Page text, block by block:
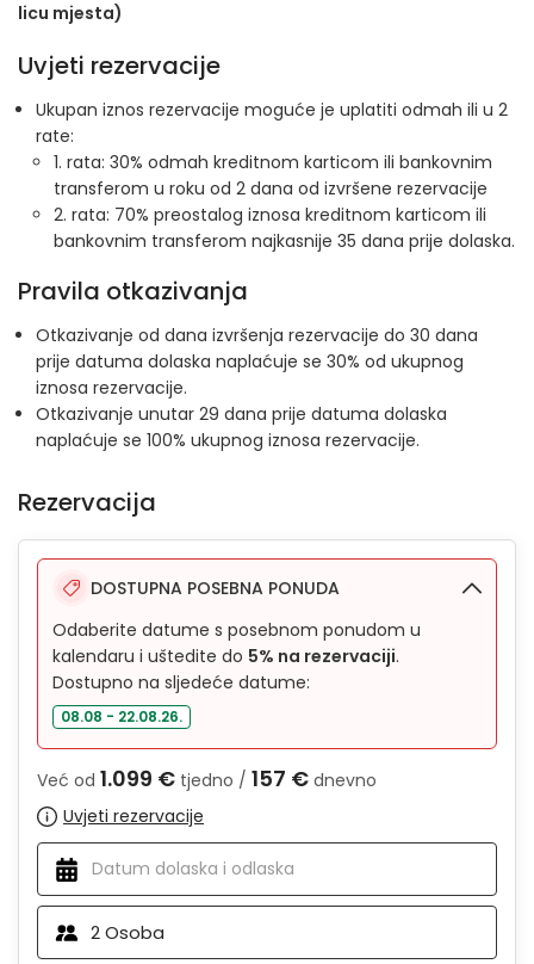
licu mjesta)
Uvjeti rezervacije
Ukupan iznos rezervacije moguće je uplatiti odmah ili u 2
rate:
1. rata: 30% odmah kreditnom karticom ili bankovnim
transferom u roku od 2 dana od izvršene rezervacije
2. rata: 70% preostalog iznosa kreditnom karticom ili
bankovnim transferom najkasnije 35 dana prije dolaska.
Pravila otkazivanja
Otkazivanje od dana izvršenja rezervacije do 30 dana
prije datuma dolaska naplaćuje se 30% od ukupnog
iznosa rezervacije.
Otkazivanje unutar 29 dana prije datuma dolaska
naplaćuje se 100% ukupnog iznosa rezervacije.
Rezervacija
DOSTUPNA POSEBNA PONUDA
Odaberite datume s posebnom ponudom u
kalendaru i uštedite do 5% na rezervaciji.
Dostupno na sljedeće datume:
08.08 - 22.08.26.
Već od 1.099 € tjedno / 157 € dnevno
Uvjeti rezervacije
2Osoba